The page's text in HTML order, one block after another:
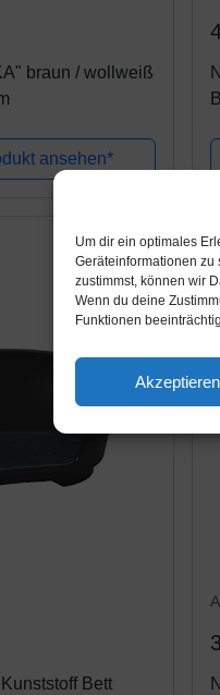
Um dir ein optimales
Geräteinformationen
zustimmst, können wir
Wenn du deine
Funktionen
Akzeptieren
braun / wollweiß
ansehen*
Bett